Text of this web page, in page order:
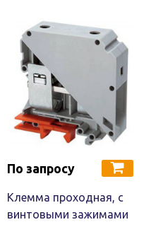
По запросу
Клемма проходная, c
винтовыми зажимами